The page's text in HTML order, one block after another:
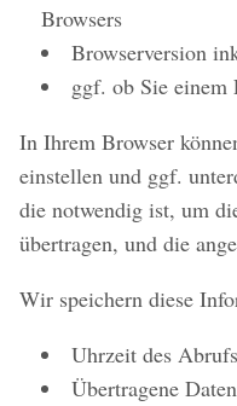
Browsers
Browserversion
ggf. ob Sie
In Ihrem Browser
einstellen und ggf.
die notwendig ist, um
übertragen, und die
Wir speichern diese
Uhrzeit des Abrufs
Übertragene